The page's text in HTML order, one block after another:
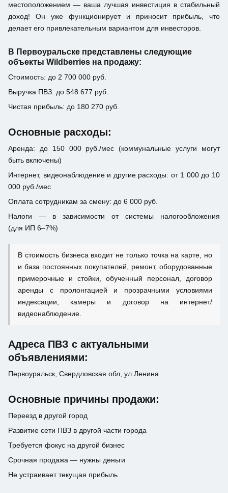
местоположением — ваша лучшая инвестиция в стабильный
доход! Он уже функционирует и приносит прибыль, что
делает его привлекательным вариантом для инвесторов.
В Первоуральске представлены следующие
объекты Wildberries на продажу:
Стоимость: до 2 700 000 руб.
Выручка ПВЗ: до 548 677 руб.
Чистая прибыль: до 180 270 руб.
Основные расходы:
Аренда: до 150 000 руб./мес (коммунальные услуги могут
быть включены)
Интернет, видеонаблюдение и другие расходы: от 1 000 до 10
000 руб./мес
Оплата сотрудникам за смену: до 6 000 руб.
Налоги — в зависимости от системы налогообложения
(для ИП 6–7%)
В стоимость бизнеса входит не только точка на карте, но
и база постоянных покупателей, ремонт, оборудованные
примерочные и стойки, обученный персонал, договор
аренды с пролонгацией и прозрачными условиями
индексации, камеры и договор на интернет/
видеонаблюдение.
Адреса ПВЗ с актуальными
объявлениями:
Первоуральск, Свердловская обл, ул Ленина
Основные причины продажи:
Переезд в другой город
Развитие сети ПВЗ в другой части города
Требуется фокус на другой бизнес
Срочная продажа — нужны деньги
Не устраивает текущая прибыль